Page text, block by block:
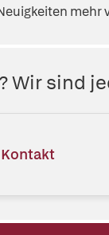
mehr
Wir sind
Kontakt